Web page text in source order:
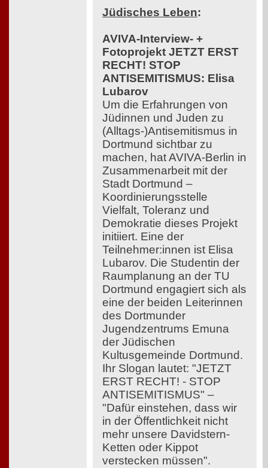
Jüdisches Leben:
AVIVA-Interview- +
Fotoprojekt JETZT ERST
RECHT! STOP
ANTISEMITISMUS: Elisa
Lubarov
Um die Erfahrungen von
Jüdinnen und Juden zu
(Alltags-)Antisemitismus in
Dortmund sichtbar zu
machen, hat AVIVA-Berlin in
Zusammenarbeit mit der
Stadt Dortmund –
Koordinierungsstelle
Vielfalt, Toleranz und
Demokratie dieses Projekt
initiiert. Eine der
Teilnehmer:innen ist Elisa
Lubarov. Die Studentin der
Raumplanung an der TU
Dortmund engagiert sich als
eine der beiden Leiterinnen
des Dortmunder
Jugendzentrums Emuna
der Jüdischen
Kultusgemeinde Dortmund.
Ihr Slogan lautet: "JETZT
ERST RECHT! - STOP
ANTISEMITISMUS" –
"Dafür einstehen, dass wir
in der Öffentlichkeit nicht
mehr unsere Davidstern-
Ketten oder Kippot
verstecken müssen".